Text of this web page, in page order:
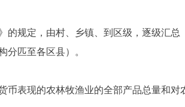
规定，由村、乡镇、到区级，逐级汇总
分匹至各区县）。
表现的农林牧渔业的全部产品总量和对